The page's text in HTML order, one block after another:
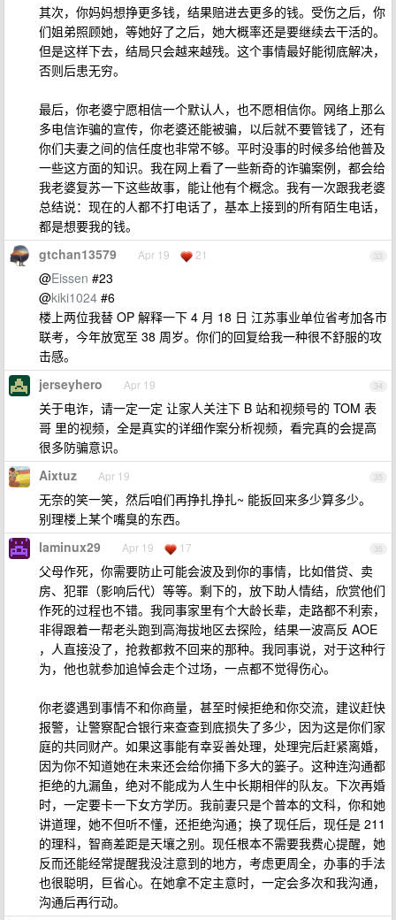
其次，你妈妈想挣更多钱，结果赔进去更多的钱。受伤之后，你
们姐弟照顾她，等她好了之后，她大概率还是要继续去干活的。
但是这样下去，结局只会越来越残。这个事情最好能彻底解决，
否则后患无穷。
最后，你老婆宁愿相信一个默认人，也不愿相信你。网络上那么
多电信诈骗的宣传，你老婆还能被骗，以后就不要管钱了，还有
你们夫妻之间的信任度也非常不够。平时没事的时候多给他普及
一些这方面的知识。我在网上看了一些新奇的诈骗案例，都会给
我老婆复苏一下这些故事，能让他有个概念。我有一次跟我老婆
总结说：现在的人都不打电话了，基本上接到的所有陌生电话，
都是想要我的钱。
33
gtchan13579 Apr 19 21
@Eissen #23
@kiki1024 #6
楼上两位我替 OP 解释一下 4 月 18 日 江苏事业单位省考加各市
联考，今年放宽至 38 周岁。你们的回复给我一种很不舒服的攻
击感。
34
jerseyhero Apr 19
关于电诈，请一定一定 让家人关注下 B 站和视频号的 TOM 表
哥 里的视频，全是真实的详细作案分析视频，看完真的会提高
很多防骗意识。
35
Aixtuz Apr 19
无奈的笑一笑，然后咱们再挣扎挣扎~ 能扳回来多少算多少。
别理楼上某个嘴臭的东西。
36
laminux29 Apr 19 17
父母作死，你需要防止可能会波及到你的事情，比如借贷、卖
房、犯罪（影响后代）等等。剩下的，放下助人情结，欣赏他们
作死的过程也不错。我同事家里有个大龄长辈，走路都不利索，
非得跟着一帮老头跑到高海拔地区去探险，结果一波高反 AOE
，人直接没了，抢救都救不回来的那种。我同事说，对于这种行
为，他也就参加追悼会走个过场，一点都不觉得伤心。
你老婆遇到事情不和你商量，甚至时候拒绝和你交流，建议赶快
报警，让警察配合银行来查查到底损失了多少，因为这是你们家
庭的共同财产。如果这事能有幸妥善处理，处理完后赶紧离婚，
因为你不知道她在未来还会给你捅下多大的篓子。这种连沟通都
拒绝的九漏鱼，绝对不能成为人生中长期相伴的队友。下次再婚
时，一定要卡一下女方学历。我前妻只是个普本的文科，你和她
讲道理，她不但听不懂，还拒绝沟通；换了现任后，现任是 211
的理科，智商差距是天壤之别。现任根本不需要我费心提醒，她
反而还能经常提醒我没注意到的地方，考虑更周全，办事的手法
也很聪明，巨省心。在她拿不定主意时，一定会多次和我沟通，
沟通后再行动。